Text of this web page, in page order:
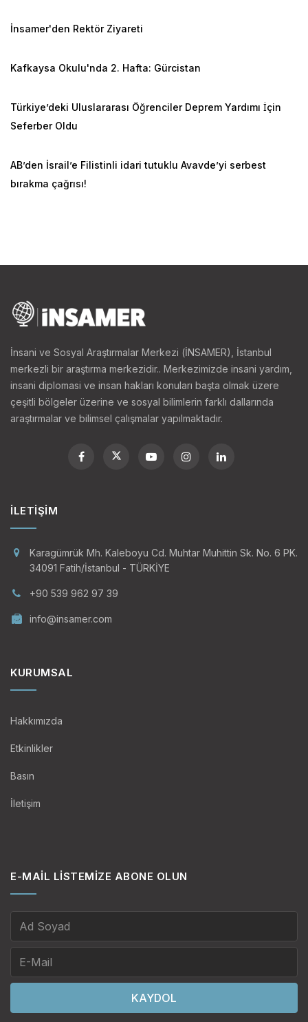
İnsamer'den Rektör Ziyareti
Kafkaysa Okulu'nda 2. Hafta: Gürcistan
Türkiye’deki Uluslararası Öğrenciler Deprem Yardımı İçin
Seferber Oldu
AB’den İsrail’e Filistinli idari tutuklu Avavde’yi serbest
bırakma çağrısı!
İnsani ve Sosyal Araştırmalar Merkezi (İNSAMER), İstanbul
merkezli bir araştırma merkezidir.. Merkezimizde insani yardım,
insani diplomasi ve insan hakları konuları başta olmak üzere
çeşitli bölgeler üzerine ve sosyal bilimlerin farklı dallarında
araştırmalar ve bilimsel çalışmalar yapılmaktadır.
İLETIŞIM
Karagümrük Mh. Kaleboyu Cd. Muhtar Muhittin Sk. No. 6 PK.
34091 Fatih/İstanbul - TÜRKİYE
+90 539 962 97 39
info@insamer.com
KURUMSAL
Hakkımızda
Etkinlikler
Basın
İletişim
E-MAIL LISTEMIZE ABONE OLUN
KAYDOL